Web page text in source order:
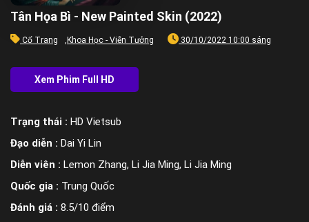
Tân Họa Bì - New Painted Skin (2022)
Cổ Trang , Khoa Học - Viễn Tưởng 30/10/2022 10:00 sáng
Trạng thái : HD Vietsub
Đạo diễn : Dai Yi Lin
Diễn viên : Lemon Zhang, Li Jia Ming, Li Jia Ming
Quốc gia : Trung Quốc
Đánh giá : 8.5/10 điểm